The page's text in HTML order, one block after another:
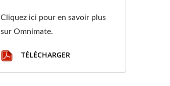
Cliquez ici pour en savoir plus
sur Omnimate.
TÉLÉCHARGER